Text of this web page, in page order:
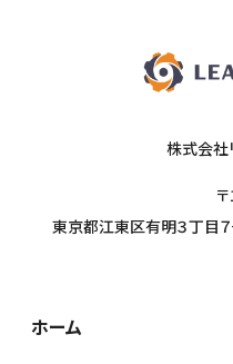
株式会社
東京都江東区有明３丁目
ホーム